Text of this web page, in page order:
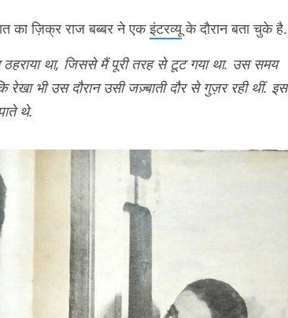
का ज़िक्र राज बब्बर ने एकइंटरव्यूके दौरान बता चुके है.
ठहराया था, जिससे मैं पूरी तरह से टूट गया था. उस समय
रेखा भी उस दौरान उसी जज़्बाती दौर से गुज़र रही थीं. इस
थे.